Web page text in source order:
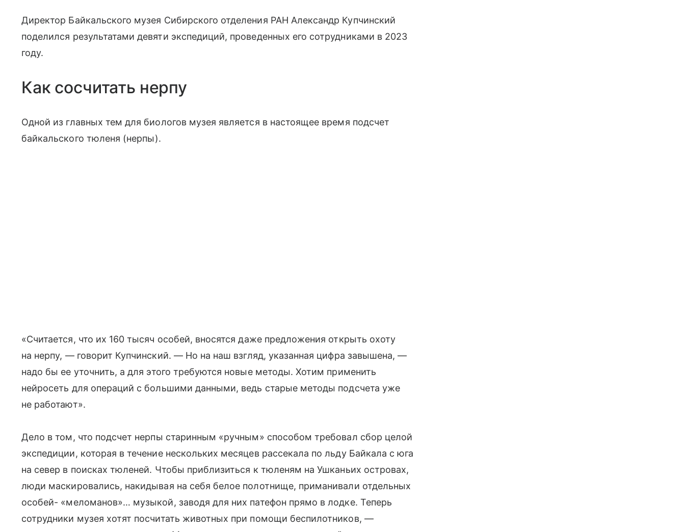
Директор Байкальского музея Сибирского отделения РАН Александр Купчинский
поделился результатами девяти экспедиций, проведенных его сотрудниками в 2023
году.
Как сосчитать нерпу
Одной из главных тем для биологов музея является в настоящее время подсчет
байкальского тюленя (нерпы).
«Считается, что их 160 тысяч особей, вносятся даже предложения открыть охоту
на нерпу, — говорит Купчинский. — Но на наш взгляд, указанная цифра завышена, —
надо бы ее уточнить, а для этого требуются новые методы. Хотим применить
нейросеть для операций с большими данными, ведь старые методы подсчета уже
не работают».
Дело в том, что подсчет нерпы старинным «ручным» способом требовал сбор целой
экспедиции, которая в течение нескольких месяцев рассекала по льду Байкала с юга
на север в поисках тюленей. Чтобы приблизиться к тюленям на Ушканьих островах,
люди маскировались, накидывая на себя белое полотнище, приманивали отдельных
особей- «меломанов»… музыкой, заводя для них патефон прямо в лодке. Теперь
сотрудники музея хотят посчитать животных при помощи беспилотников, —